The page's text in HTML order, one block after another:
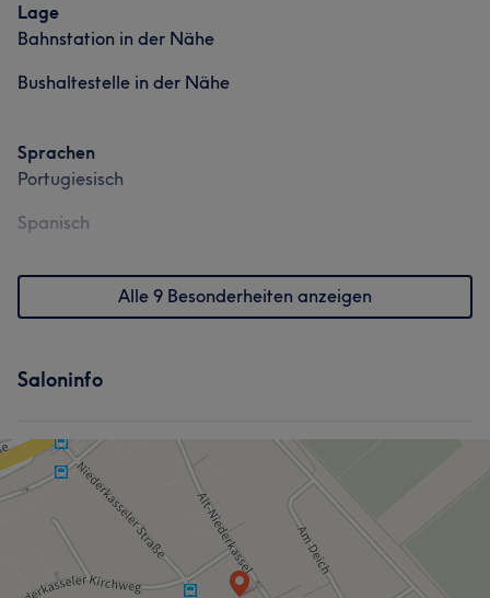
Lage
Bahnstation in der Nähe
Bushaltestelle in der Nähe
Sprachen
Portugiesisch
Spanisch
Alle 9 Besonderheiten anzeigen
Saloninfo